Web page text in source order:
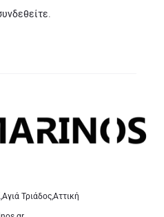
.
Τριάδος,Αττική